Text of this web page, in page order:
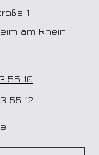
1
am Rhein
55 10
55 12